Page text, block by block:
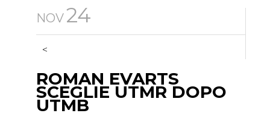
NOV24
<
ROMAN EVARTS
SCEGLIE UTMR DOPO
UTMB